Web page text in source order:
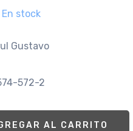
En stock
Gustavo
572-2
AL CARRITO